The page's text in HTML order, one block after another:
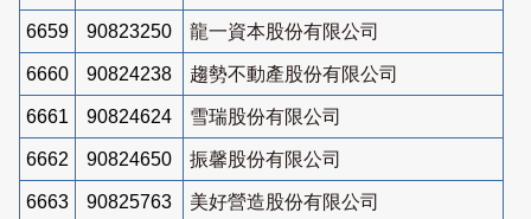
6659 90823250 龍一資本股份有限公司
6660 90824238 趨勢不動產股份有限公司
6661 90824624 雪瑞股份有限公司
6662 90824650 振馨股份有限公司
6663 90825763 美好營造股份有限公司